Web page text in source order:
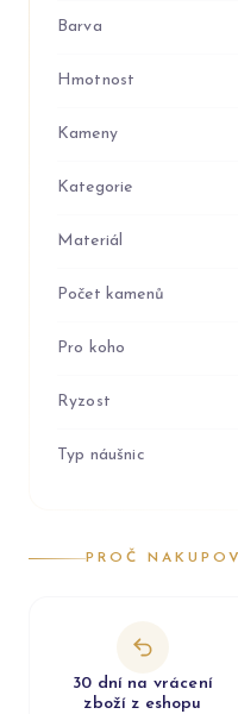
Barva
Hmotnost
Kameny
Kategorie
Materiál
Počet kamenů
Pro koho
Ryzost
Typ náušnic
PROČ
30 dní na vrácení
zboží z eshopu